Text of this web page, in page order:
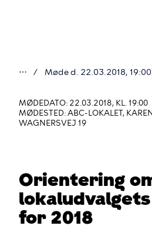
er
her
⋯ Møde d. 22.03.2018, 19:00
MØDEDATO: 22.03.2018, KL. 19:00
MØDESTED: ABC-LOKALET,
WAGNERSVEJ 19
Orientering
for 2018